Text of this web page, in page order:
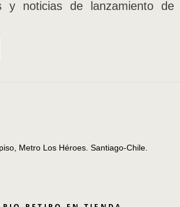
y noticias de lanzamiento de
Metro Los Héroes. Santiago-Chile.